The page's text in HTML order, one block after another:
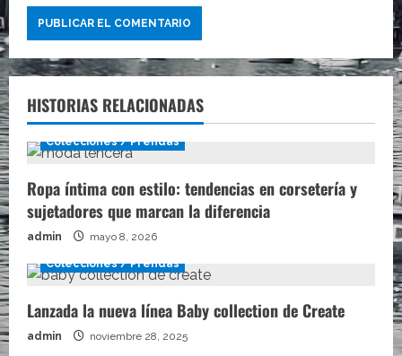
HISTORIAS RELACIONADAS
Colecciones / Prendas
Ropa íntima con estilo: tendencias en corsetería y
sujetadores que marcan la diferencia
admin mayo 8, 2026
Colecciones / Prendas
Lanzada la nueva línea Baby collection de Create
admin noviembre 28, 2025